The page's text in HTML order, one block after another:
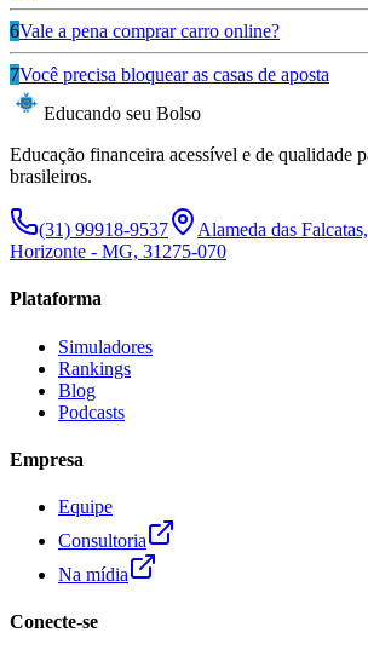
6Vale a pena comprar carro online?
7Você precisa bloquear as casas de aposta
Educando seu Bolso
Educação financeira acessível e de qualidade
brasileiros.
(31) 99918-9537
Alameda das
Horizonte - MG, 31275-070
Plataforma
Simuladores
Rankings
Blog
Podcasts
Empresa
Equipe
Consultoria
Na mídia
Conecte-se